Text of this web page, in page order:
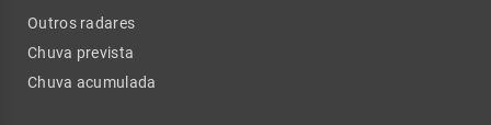
Outros radares
Chuva prevista
Chuva acumulada